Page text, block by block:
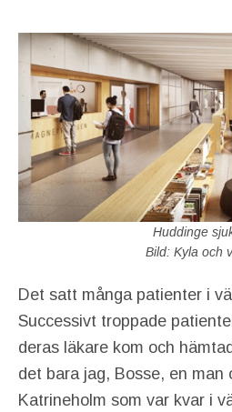
Huddinge
Bild: Kyla och
Det satt många patienter i
Successivt troppade
deras läkare kom och
det bara jag, Bosse, en man
Katrineholm som var kvar i